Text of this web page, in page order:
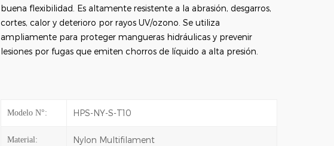
buena flexibilidad. Es altamente resistente a la abrasión, desgarros,
cortes, calor y deterioro por rayos UV/ozono. Se utiliza
ampliamente para proteger mangueras hidráulicas y prevenir
lesiones por fugas que emiten chorros de líquido a alta presión.
Modelo N°: HPS-NY-S-T10
Material: Nylon Multifilament